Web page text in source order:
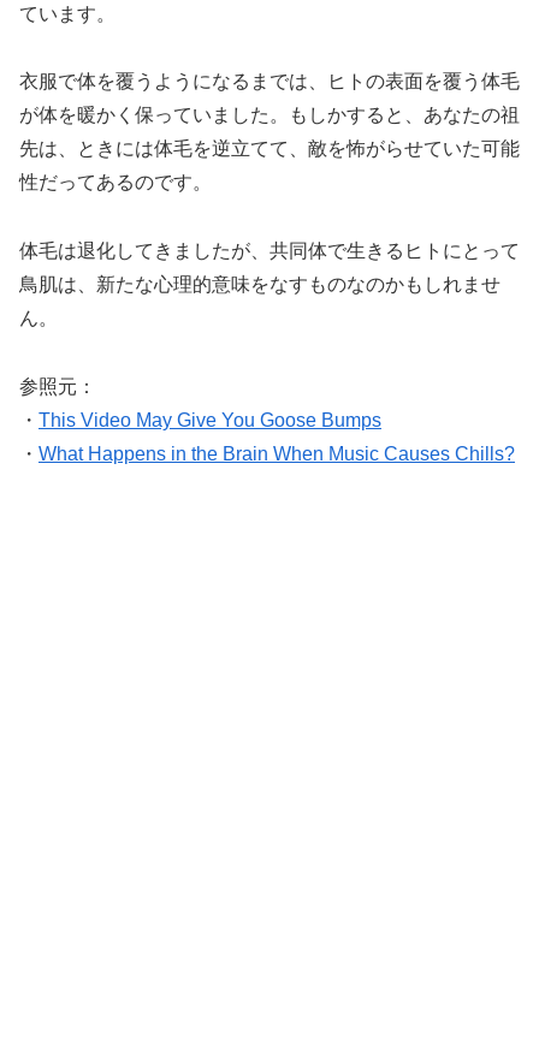
ています。
衣服で体を覆うようになるまでは、ヒトの表面を覆う体毛
が体を暖かく保っていました。もしかすると、あなたの祖
先は、ときには体毛を逆立てて、敵を怖がらせていた可能
性だってあるのです。
体毛は退化してきましたが、共同体で生きるヒトにとって
鳥肌は、新たな心理的意味をなすものなのかもしれませ
ん。
参照元：
・ This Video May Give You Goose Bumps
・ What Happens in the Brain When Music Causes Chills?